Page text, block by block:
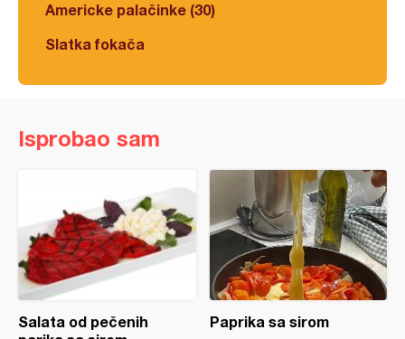
Americke palačinke (30)
Slatka fokača
Isprobao sam
Salata od pečenih
Paprika sa sirom